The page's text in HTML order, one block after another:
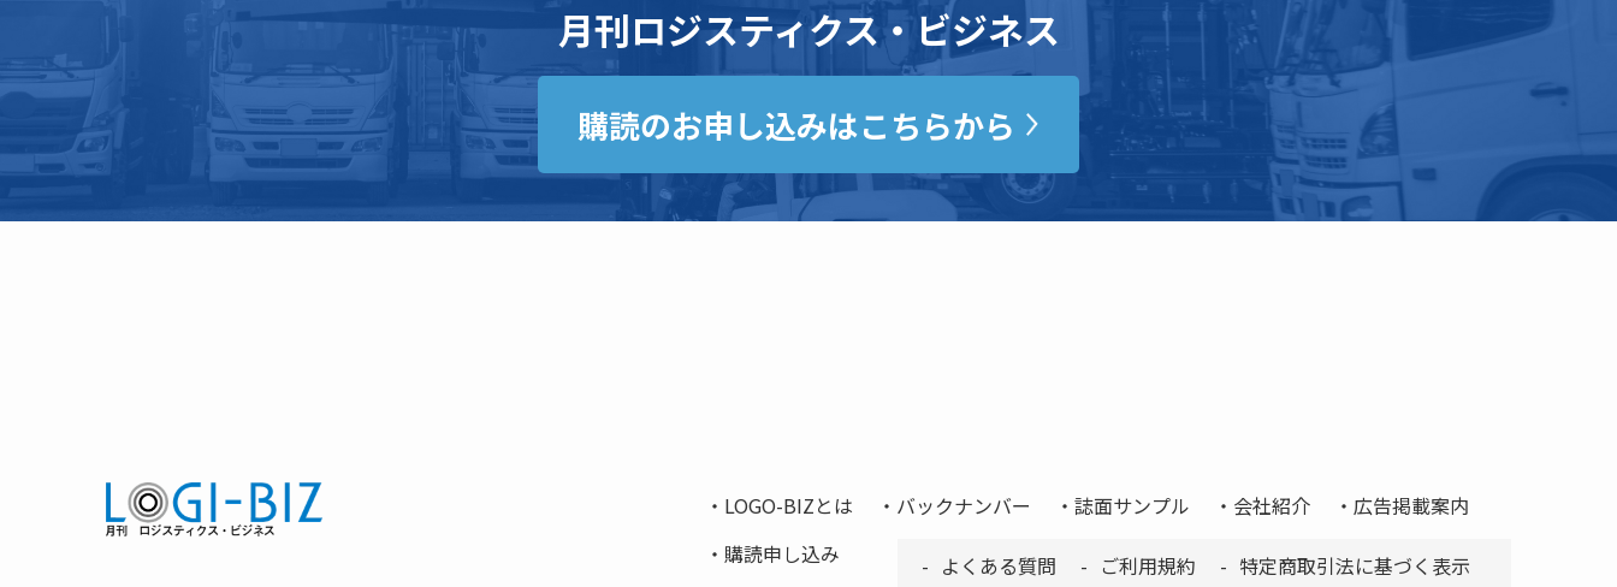
月刊ロジスティクス・ビジネス
購読のお申し込みはこちらから
LOGO-BIZとは バックナンバー 誌面サンプル 会社紹介
広告掲載案内
購読申し込み
よくある質問 ご利用規約
特定商取引法に基づく表示